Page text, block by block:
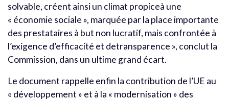
solvable, créent ainsi un climat propiceà une
« économie sociale », marquée par la place importante
des prestataires à but non lucratif, mais confrontée à
l’exigence d’efficacité et detransparence », conclut la
Commission, dans un ultime grand écart.
Le document rappelle enfin la contribution de l’UE au
« développement » et à la « modernisation » des